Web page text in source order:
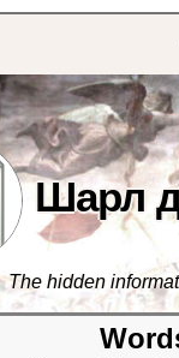
Шарл
The hidden